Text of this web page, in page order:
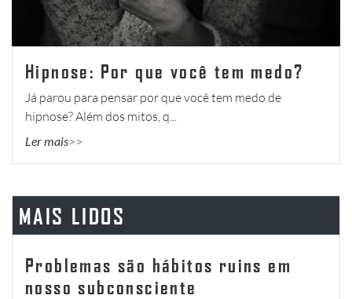
Hipnose: Por que você tem medo?
Já parou para pensar por que você tem medo de
hipnose? Além dos mitos, q...
Ler mais
MAIS LIDOS
Problemas são hábitos ruins em
nosso subconsciente